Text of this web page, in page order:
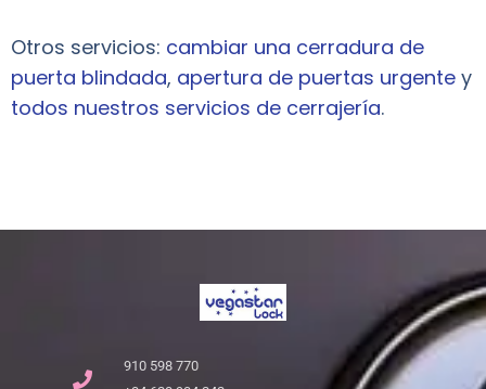
Otros servicios: cambiar una cerradura de
puerta blindada, apertura de puertas urgente y
todos nuestros servicios de cerrajería.
910 598 770